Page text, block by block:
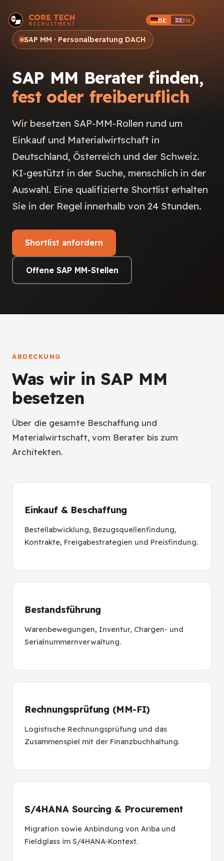
DE EN
SAP MM · Personalberatung DACH
SAP MM Berater finden,
fest oder freiberuflich
Wir besetzen SAP-MM-Rollen rund um
Einkauf und Materialwirtschaft in
Deutschland, Österreich und der Schweiz.
KI-gestützt in der Suche, menschlich in der
Auswahl. Eine qualifizierte Shortlist erhalten
Sie in der Regel innerhalb von 24 Stunden.
Shortlist anfordern
Offene SAP MM-Stellen
ABDECKUNG
Was wir in SAP MM
besetzen
Über die gesamte Beschaffung und
Materialwirtschaft, vom Berater bis zum
Architekten.
Einkauf & Beschaffung
Bestellabwicklung, Bezugsquellenfindung,
Kontrakte, Freigabestrategien und Preisfindung.
Bestandsführung
Warenbewegungen, Inventur, Chargen- und
Serialnummernverwaltung.
Rechnungsprüfung (MM-FI)
Logistische Rechnungsprüfung und das
Zusammenspiel mit der Finanzbuchhaltung.
S/4HANA Sourcing & Procurement
Migration sowie Anbindung von Ariba und
Fieldglass im S/4HANA-Kontext.